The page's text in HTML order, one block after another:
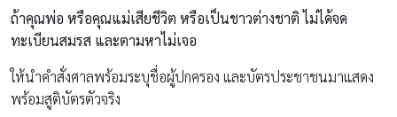
ถ้าคุณพ่อ หรือคุณแม่เสียชีวิต หรือเป็นชาวต่างชาติ ไม่ได้จด
ทะเบียนสมรส และตามหาไม่เจอ
ให้นำคำสั่งศาลพร้อมระบุชื่อผู้ปกครอง และบัตรประชาชนมาแสดง
พร้อมสูติบัตรตัวจริง